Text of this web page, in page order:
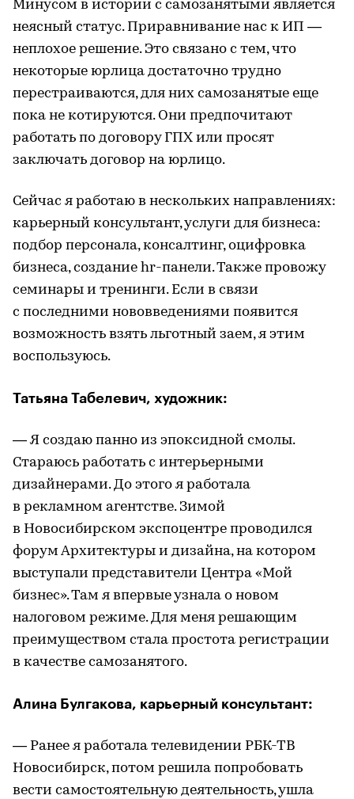
Минусом в истории с самозанятыми является
неясный статус. Приравнивание нас к ИП —
неплохое решение. Это связано с тем, что
некоторые юрлица достаточно трудно
перестраиваются, для них самозанятые еще
пока не котируются. Они предпочитают
работать по договору ГПХ или просят
заключать договор на юрлицо.
Сейчас я работаю в нескольких направлениях:
карьерный консультант, услуги для бизнеса:
подбор персонала, консалтинг, оцифровка
бизнеса, создание hr-панели. Также провожу
семинары и тренинги. Если в связи
с последними нововведениями появится
возможность взять льготный заем, я этим
воспользуюсь.
Татьяна Табелевич, художник:
— Я создаю панно из эпоксидной смолы.
Стараюсь работать с интерьерными
дизайнерами. До этого я работала
в рекламном агентстве. Зимой
в Новосибирском экспоцентре проводился
форум Архитектуры и дизайна, на котором
выступали представители Центра «Мой
бизнес». Там я впервые узнала о новом
налоговом режиме. Для меня решающим
преимуществом стала простота регистрации
в качестве самозанятого.
Алина Булгакова, карьерный консультант:
— Ранее я работала телевидении РБК-ТВ
Новосибирск, потом решила попробовать
вести самостоятельную деятельность, ушла